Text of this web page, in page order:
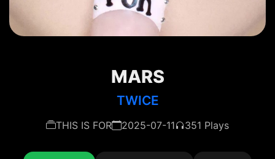
MARS
TWICE
THIS IS FOR 2025-07-11 351 Plays